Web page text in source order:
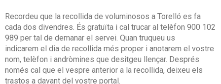
Recordeu que la recollida de voluminosos a Torelló es fa
cada dos divendres. És gratuïta i cal trucar al telèfon 900 102
989 per tal de demanar el servei. Quan truqueu us
indicarem el dia de recollida més proper i anotarem el vostre
nom, telèfon i andròmines que desitgeu llençar. Després
només cal que el vespre anterior a la recollida, deixeu els
trastos a davant del vostre portal.